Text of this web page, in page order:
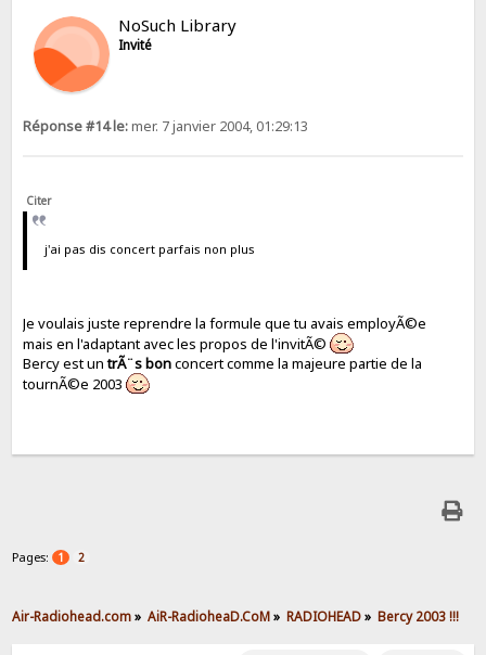
NoSuch Library
Invité
Réponse #14 le:mer. 7 janvier 2004, 01:29:13
Citer
j'ai pas dis concert parfais non plus
Je voulais juste reprendre la formule que tu avais employÃ©e
mais en l'adaptant avec les propos de l'invitÃ©
Bercy est untrÃ¨s bonconcert comme la majeure partie de la
tournÃ©e 2003
Pages: 1 2
Air-Radiohead.com» AiR-RadioheaD.CoM» RADIOHEAD» Bercy 2003 !!!